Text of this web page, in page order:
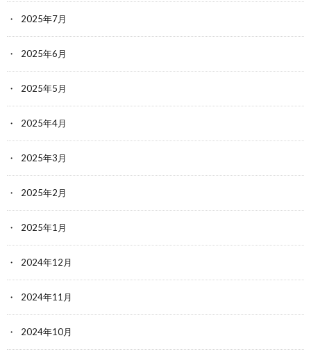
2025年7月
2025年6月
2025年5月
2025年4月
2025年3月
2025年2月
2025年1月
2024年12月
2024年11月
2024年10月